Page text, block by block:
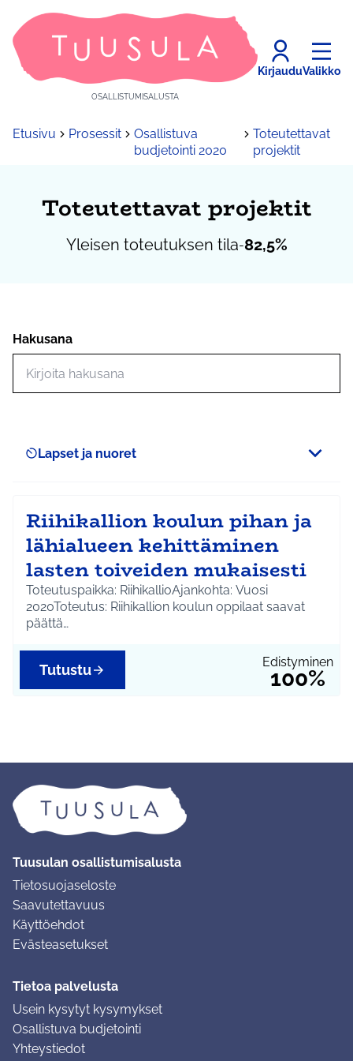
OSALLISTUMISALUSTA
KirjauduValikko
Etusivu Prosessit
Osallistuva
budjetointi 2020
Toteutettavat
projektit
Toteutettavat projektit
Yleisen toteutuksen tila-82,5%
Hakusana
Scope
Lapset ja nuoret
Riihikallion koulun pihan ja
lähialueen kehittäminen
lasten toiveiden mukaisesti
Toteutuspaikka: RiihikallioAjankohta: Vuosi
2020Toteutus: Riihikallion koulun oppilaat saavat
päättä…
Edistyminen
100%
Tutustu
Tuusulan osallistumisalusta
Tietosuojaseloste
Saavutettavuus
Käyttöehdot
Evästeasetukset
Tietoa palvelusta
Usein kysytyt kysymykset
Osallistuva budjetointi
Yhteystiedot